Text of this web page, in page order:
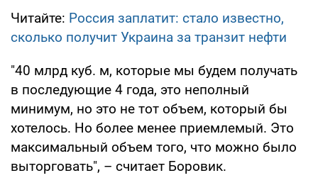
Читайте: Россия заплатит: стало известно,
сколько получит Украина за транзит нефти
"40 млрд куб. м, которые мы будем получать
в последующие 4 года, это неполный
минимум, но это не тот объем, который бы
хотелось. Но более менее приемлемый. Это
максимальный объем того, что можно было
выторговать", – считает Боровик.